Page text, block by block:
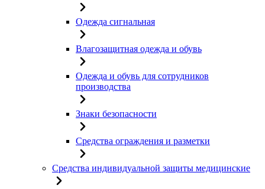
Одежда сигнальная
Влагозащитная одежда и обувь
Одежда и обувь для сотрудников
производства
Знаки безопасности
Средства ограждения и разметки
Средства индивидуальной защиты медицинские